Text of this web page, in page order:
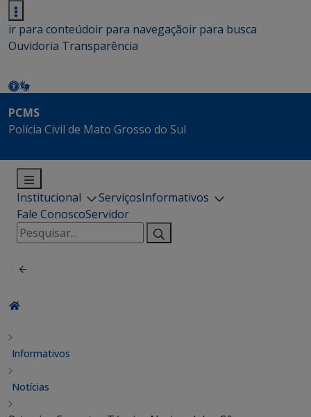
ir para conteúdoir para navegaçãoir para busca
Ouvidoria Transparência
PCMS
Polícia Civil de Mato Grosso do Sul
Institucional ServiçosInformativos
Fale ConoscoServidor
Pesquisar
por:
Informativos
Notícias